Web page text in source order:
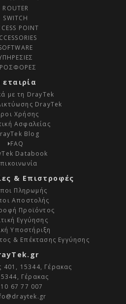
ROUTER
SWITCH
POINT
εταιρία
με τη DrayTek
DrayTek
Χρήσης
Ασφαλείας
Blog
FAQ
Databook
& Επιστροφές
Πληρωμής
Αποστολής
Προϊόντος
Εγγύησης
Υποστήριξη
& Επέκτασης Εγγύησης
401, 15344, Γέρακας
Γέρακας
67 77 007